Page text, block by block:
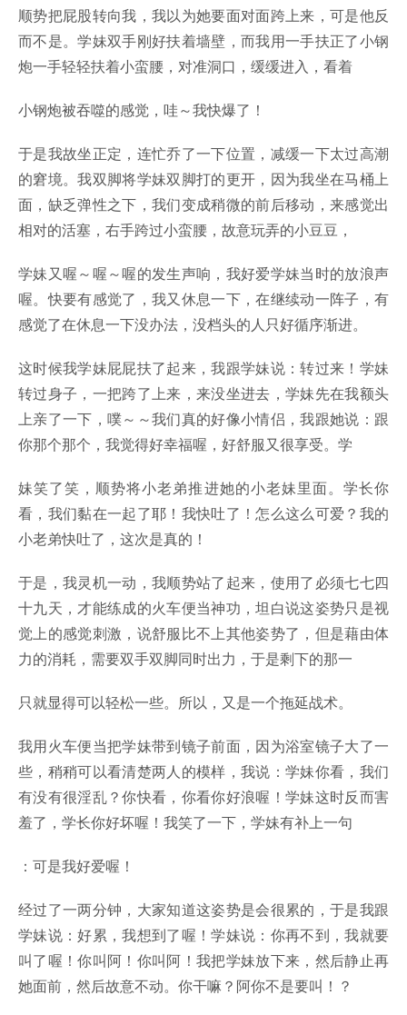
顺势把屁股转向我，我以为她要面对面跨上来，可是他反
而不是。学妹双手刚好扶着墙壁，而我用一手扶正了小钢
炮一手轻轻扶着小蛮腰，对准洞口，缓缓进入，看着
小钢炮被吞噬的感觉，哇～我快爆了！
于是我故坐正定，连忙乔了一下位置，减缓一下太过高潮
的窘境。我双脚将学妹双脚打的更开，因为我坐在马桶上
面，缺乏弹性之下，我们变成稍微的前后移动，来感觉出
相对的活塞，右手跨过小蛮腰，故意玩弄的小豆豆，
学妹又喔～喔～喔的发生声响，我好爱学妹当时的放浪声
喔。快要有感觉了，我又休息一下，在继续动一阵子，有
感觉了在休息一下没办法，没档头的人只好循序渐进。
这时候我学妹屁屁扶了起来，我跟学妹说：转过来！学妹
转过身子，一把跨了上来，来没坐进去，学妹先在我额头
上亲了一下，噗～～我们真的好像小情侣，我跟她说：跟
你那个那个，我觉得好幸福喔，好舒服又很享受。学
妹笑了笑，顺势将小老弟推进她的小老妹里面。学长你
看，我们黏在一起了耶！我快吐了！怎么这么可爱？我的
小老弟快吐了，这次是真的！
于是，我灵机一动，我顺势站了起来，使用了必须七七四
十九天，才能练成的火车便当神功，坦白说这姿势只是视
觉上的感觉刺激，说舒服比不上其他姿势了，但是藉由体
力的消耗，需要双手双脚同时出力，于是剩下的那一
只就显得可以轻松一些。所以，又是一个拖延战术。
我用火车便当把学妹带到镜子前面，因为浴室镜子大了一
些，稍稍可以看清楚两人的模样，我说：学妹你看，我们
有没有很淫乱？你快看，你看你好浪喔！学妹这时反而害
羞了，学长你好坏喔！我笑了一下，学妹有补上一句
：可是我好爱喔！
经过了一两分钟，大家知道这姿势是会很累的，于是我跟
学妹说：好累，我想到了喔！学妹说：你再不到，我就要
叫了喔！你叫阿！你叫阿！我把学妹放下来，然后静止再
她面前，然后故意不动。你干嘛？阿你不是要叫！？